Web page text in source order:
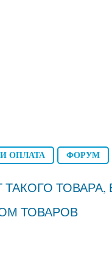
ОПЛАТА ФОРУМ
ТОВАРОВ